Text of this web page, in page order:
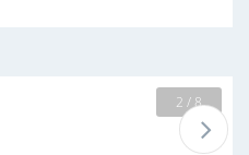
2 / 8